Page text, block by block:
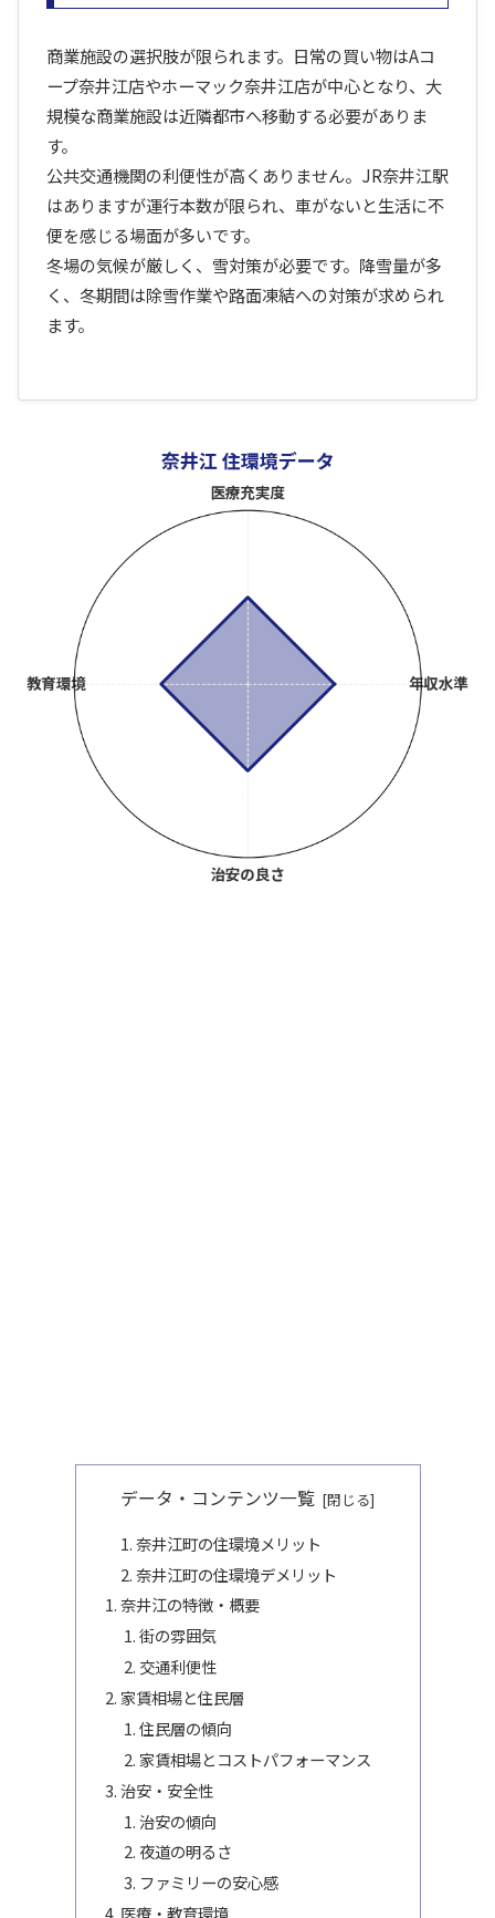
商業施設の選択肢が限られます。日常の買い物はAコ
ープ奈井江店やホーマック奈井江店が中心となり、大
規模な商業施設は近隣都市へ移動する必要がありま
す。
公共交通機関の利便性が高くありません。JR奈井江駅
はありますが運行本数が限られ、車がないと生活に不
便を感じる場面が多いです。
冬場の気候が厳しく、雪対策が必要です。降雪量が多
く、冬期間は除雪作業や路面凍結への対策が求められ
ます。
データ・コンテンツ一覧
奈井江町の住環境メリット
奈井江町の住環境デメリット
奈井江の特徴・概要
街の雰囲気
交通利便性
家賃相場と住民層
住民層の傾向
家賃相場とコストパフォーマンス
治安・安全性
治安の傾向
夜道の明るさ
ファミリーの安心感
医療・教育環境